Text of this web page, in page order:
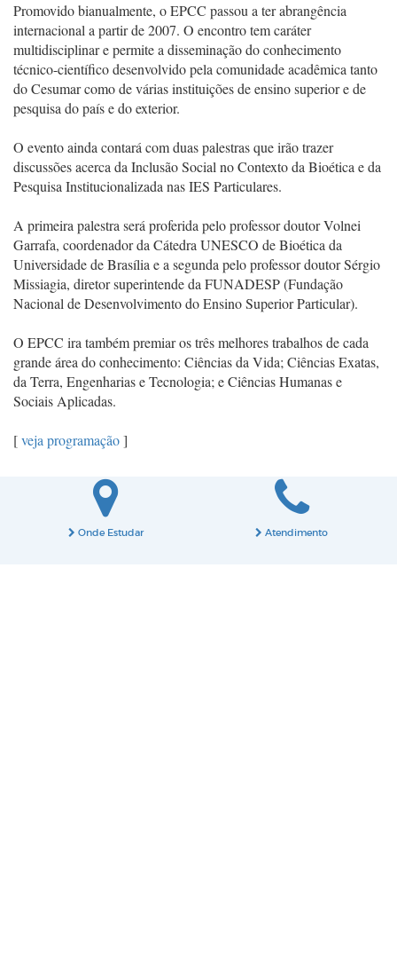
Promovido bianualmente, o EPCC passou a ter abrangência
internacional a partir de 2007. O encontro tem caráter
multidisciplinar e permite a disseminação do conhecimento
técnico-científico desenvolvido pela comunidade acadêmica tanto
do Cesumar como de várias instituições de ensino superior e de
pesquisa do país e do exterior.
O evento ainda contará com duas palestras que irão trazer
discussões acerca da Inclusão Social no Contexto da Bioética e da
Pesquisa Institucionalizada nas IES Particulares.
A primeira palestra será proferida pelo professor doutor Volnei
Garrafa, coordenador da Cátedra UNESCO de Bioética da
Universidade de Brasília e a segunda pelo professor doutor Sérgio
Missiagia, diretor superintende da FUNADESP (Fundação
Nacional de Desenvolvimento do Ensino Superior Particular).
O EPCC ira também premiar os três melhores trabalhos de cada
grande área do conhecimento: Ciências da Vida; Ciências Exatas,
da Terra, Engenharias e Tecnologia; e Ciências Humanas e
Sociais Aplicadas.
[veja programação]
Onde Estudar Atendimento